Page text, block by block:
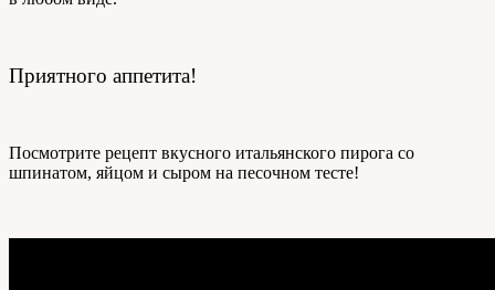
Приятного аппетита!
Посмотрите рецепт вкусного итальянского пирога со
шпинатом, яйцом и сыром на песочном тесте!